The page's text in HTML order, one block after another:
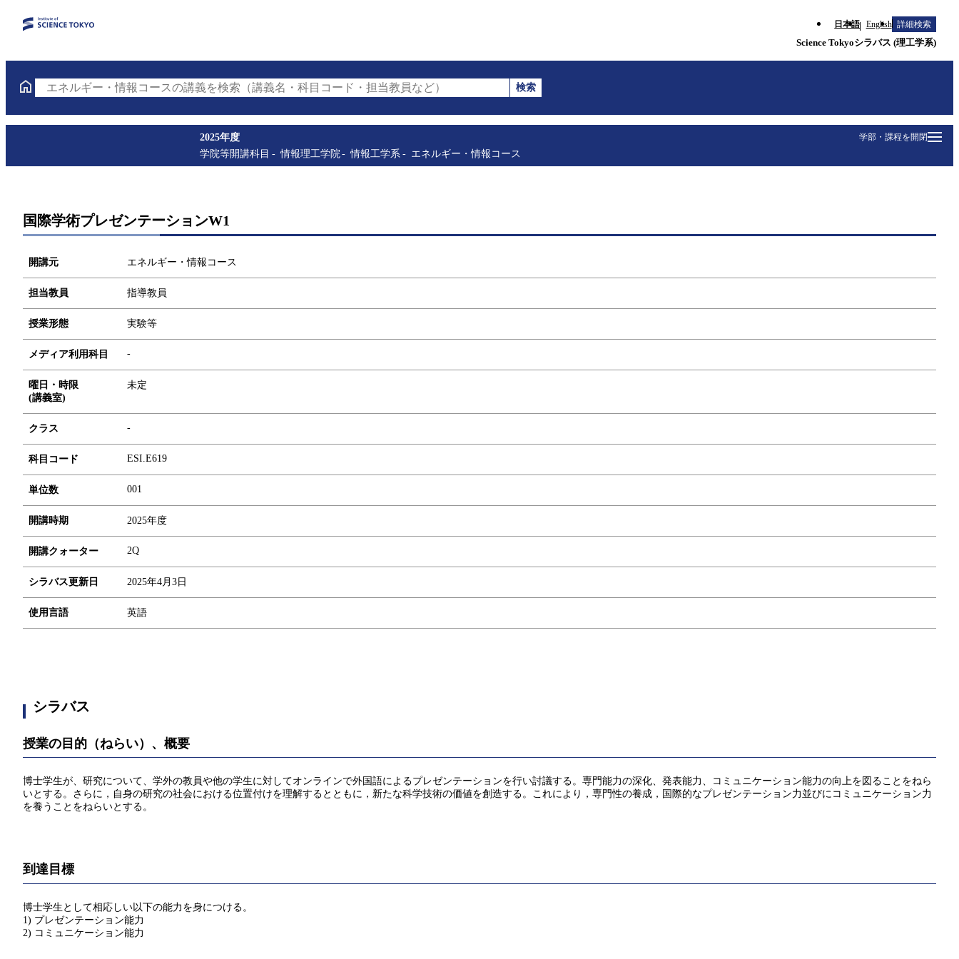
日本語 English 詳細検索
Science Tokyoシラバス (理工学系)
エネルギー・情報コースの講義を検索（講義名・科目コード・担当教員など）
検索
学部・課程を開閉
2025年度
学院等開講科目
情報理工学院 情報工学系 エネルギー・情報コース
国際学術プレゼンテーションW1
開講元 エネルギー・情報コース
担当教員 指導教員
授業形態 実験等
メディア利用科目 -
曜日・時限
(講義室)
未定
クラス -
科目コード ESI.E619
単位数 001
開講時期 2025年度
開講クォーター 2Q
シラバス更新日 2025年4月3日
使用言語 英語
シラバス
授業の目的（ねらい）、概要
博士学生が、研究について、学外の教員や他の学生に対してオンラインで外国語によるプレゼンテーションを行い討議する。専門能力の深化、発表能力、コミュニケーション能力の向上を図ることをねら
いとする。さらに，自身の研究の社会における位置付けを理解するとともに，新たな科学技術の価値を創造する。これにより，専門性の養成，国際的なプレゼンテーション力並びにコミュニケーション力
を養うことをねらいとする。
到達目標
博士学生として相応しい以下の能力を身につける。
1) プレゼンテーション能力
2) コミュニケーション能力